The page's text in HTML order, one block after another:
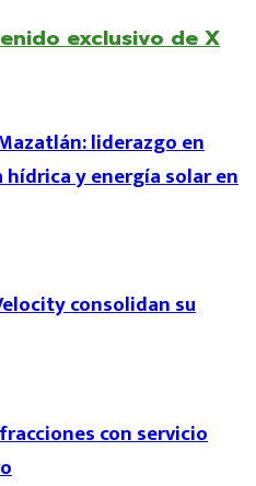
exclusivo de X
liderazgo en
y energía solar en
consolidan su
con servicio